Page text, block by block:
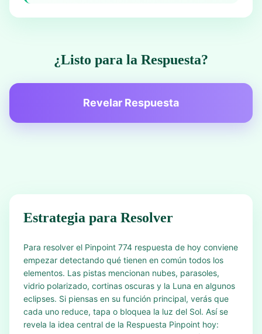
¿Listo para la Respuesta?
Revelar Respuesta
Estrategia para Resolver
Para resolver el Pinpoint 774 respuesta de hoy conviene
empezar detectando qué tienen en común todos los
elementos. Las pistas mencionan nubes, parasoles,
vidrio polarizado, cortinas oscuras y la Luna en algunos
eclipses. Si piensas en su función principal, verás que
cada uno reduce, tapa o bloquea la luz del Sol. Así se
revela la idea central de la Respuesta Pinpoint hoy: